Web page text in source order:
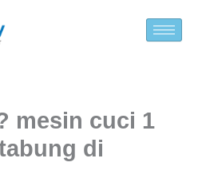
mesin cuci 1
di